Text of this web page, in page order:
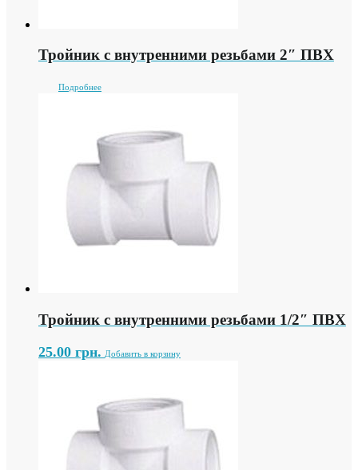
Тройник с внутренними резьбами 2″ ПВХ
Подробнее
Тройник с внутренними резьбами 1/2″ ПВХ
25.00 грн. Добавить в корзину